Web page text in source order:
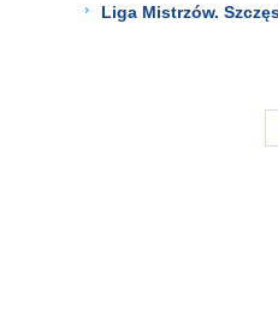
Liga Mistrzów.